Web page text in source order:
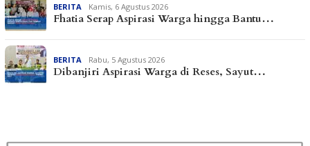
BERITA Kamis, 6 Agustus 2026
Fhatia Serap Aspirasi Warga hingga Bantu…
BERITA Rabu, 5 Agustus 2026
Dibanjiri Aspirasi Warga di Reses, Sayut…